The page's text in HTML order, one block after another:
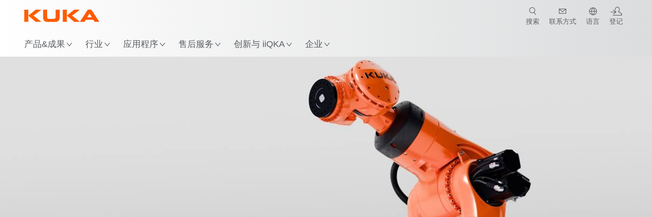
产品&成果 行业 应用程序 售后服务 创新与 iiQKA 企业
搜索 联系方式 语言 登记